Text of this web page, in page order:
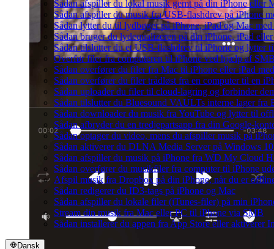
Sådan afspiller du lokal musik gemt på din iPhone eller
Sådan afspiller du musik fra USB-flashdrev på iPhone
Sådan lytter du til lydbøger på iPhone, iPad og Mac
Sådan bruger du lydequalizeren på din iPhone, iPad
Sådan tilslutter du et USB-flashdrev til iPhone og lytter
Overfør filer fra computeren til iPhone ved hjælp af
Sådan overfører du filer fra Mac til iPhone eller iPad
Sådan overfører du filer trådløst fra en computer til en
Sådan uploader du filer til cloud-lagring og forbinder
Sådan tilslutter du Bluesound VAULTs interne lager fra
Sådan downloader du musik fra YouTube og lytter til
Sådan afbryder du en tredjepartsapp fra din Google-
Sådan optager du video, mens du afspiller musik på
Sådan aktiverer du DLNA Media Server på Windows
Sådan afspiller du musik på iPhone fra WD My Cloud
Sådan overfører du musikfiler fra computer til iPhone
Afspil musik fra Dropbox på din iPhone, når du er
Sådan redigerer du ID3-tags på iPhone og Mac
Sådan afspiller du lokale filer (iTunes-filer) på min
Stream din musik fra Mac eller PC til iPhone via SMB
Sådan installerer du appen fra App Store eller
Dansk